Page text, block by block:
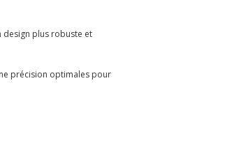
design plus robuste et
précision optimales pour